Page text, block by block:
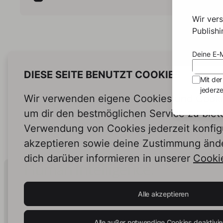
see the
One
the
come
this
can
you
bus stop. The story
that
DIESE SEITE BENUTZT COOKIES
Wir verwenden eigene Cookies und
um dir den bestmöglichen Service zu
Verwendung von Cookies jederzeit
akzeptieren sowie deine Zustimmung
dich darüber informieren in unserer
Alle akzeptieren
Human Intelligence.
In Print.
Wir
Deine E-
Mit